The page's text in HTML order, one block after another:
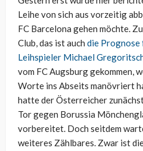
Leihe von sich aus vorzeitig
FC Barcelona gehen möchte.
Club, das ist auch die
Leihspieler Michael
vom FC Augsburg gekommen,
Worte ins Abseits manövriert
hatte der Österreicher
Tor gegen Borussia
vorbereitet. Doch seitdem
weiteres Zählbares. Zwar ist